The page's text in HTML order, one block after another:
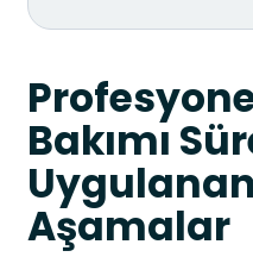
Bakımı
Aşamalar